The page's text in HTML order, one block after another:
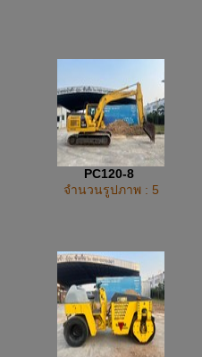
PC120-8
จำนวนรูปภาพ : 5